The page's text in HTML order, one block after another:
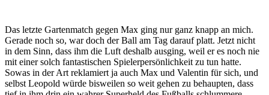
Das letzte Gartenmatch gegen Max ging nur ganz knapp an mich.
Gerade noch so, war doch der Ball am Tag darauf platt. Jetzt nicht
in dem Sinn, dass ihm die Luft deshalb ausging, weil er es noch nie
mit einer solch fantastischen Spielerpersönlichkeit zu tun hatte.
Sowas in der Art reklamiert ja auch Max und Valentin für sich, und
selbst Leopold würde bisweilen so weit gehen zu behaupten, dass